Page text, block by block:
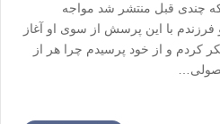
که چندی قبل منتشر شد مواجه
با این پرسش از سوی او آغاز
کردم و از خود پرسیدم چرا هر از